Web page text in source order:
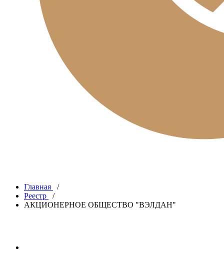
Главная
/
Реестр
/
АКЦИОНЕРНОЕ ОБЩЕСТВО "ВЭЛДАН"